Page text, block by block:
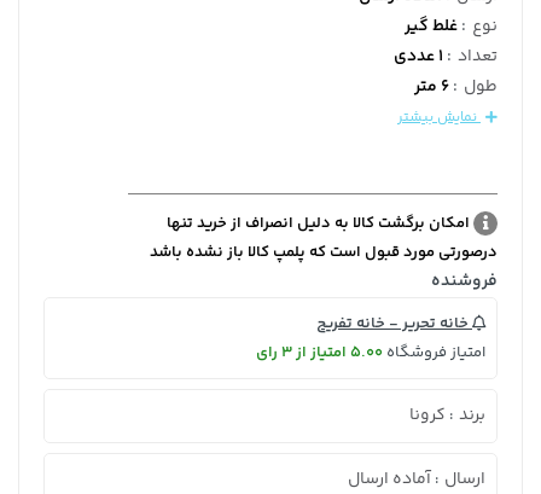
نوع :غلط گیر
تعداد : 1 عددی
طول :6 متر
نمایش بیشتر
امکان برگشت کالا به دلیل انصراف از خرید تنها
درصورتی مورد قبول است که پلمپ کالا باز نشده باشد
فروشنده
خانه تحریر - خانه تفریح
امتیاز فروشگاه 5.00 امتیاز از 3 رای
برند : کرونا
ارسال : آماده ارسال